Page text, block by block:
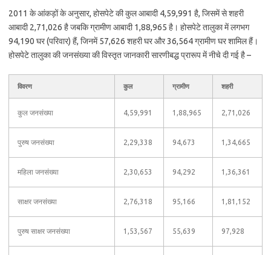
2011 के आंकड़ों के अनुसार, होसपेटे की कुल आबादी 4,59,991 है, जिसमें से शहरी
आबादी 2,71,026 है जबकि ग्रामीण आबादी 1,88,965 है। होसपेटे तालुका में लगभग
94,190 घर (परिवार) हैं, जिनमें 57,626 शहरी घर और 36,564 ग्रामीण घर शामिल हैं।
होसपेटे तालुका की जनसंख्या की विस्तृत जानकारी सारणीबद्ध प्रारूप में नीचे दी गई है –
विवरण कुल ग्रामीण शहरी
कुल जनसंख्या 4,59,991 1,88,965 2,71,026
पुरुष जनसंख्या 2,29,338 94,673 1,34,665
महिला जनसंख्या 2,30,653 94,292 1,36,361
साक्षर जनसंख्या 2,76,318 95,166 1,81,152
पुरुष साक्षर जनसंख्या 1,53,567 55,639 97,928